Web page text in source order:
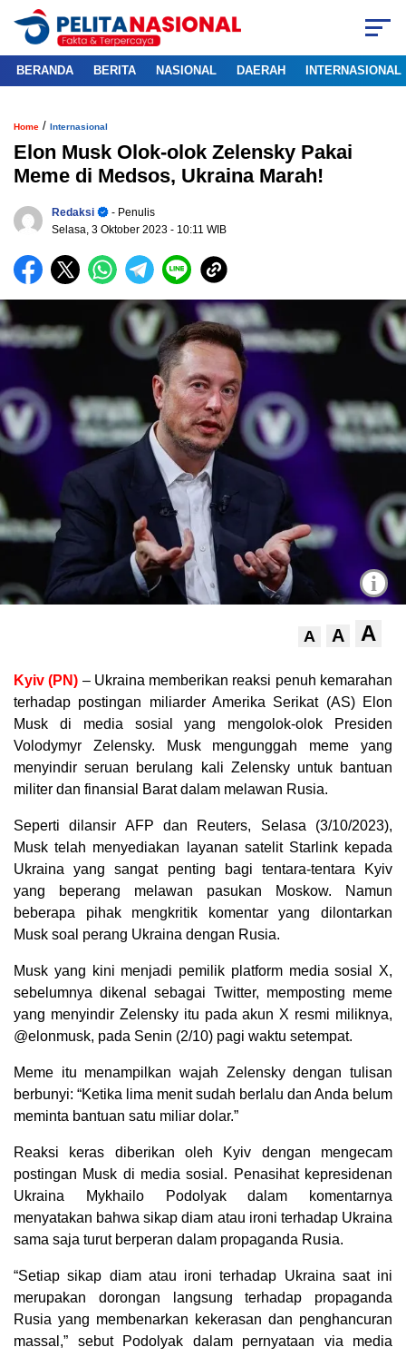
BERANDA BERITA NASIONAL DAERAH INTERNASIONAL
Home / Internasional
Elon Musk Olok-olok Zelensky Pakai
Meme di Medsos, Ukraina Marah!
Redaksi
- Penulis
Selasa, 3 Oktober 2023 - 10:11 WIB
i
A A A
Kyiv (PN) – Ukraina memberikan reaksi penuh kemarahan
terhadap postingan miliarder Amerika Serikat (AS) Elon
Musk di media sosial yang mengolok-olok Presiden
Volodymyr Zelensky. Musk mengunggah meme yang
menyindir seruan berulang kali Zelensky untuk bantuan
militer dan finansial Barat dalam melawan Rusia.
Seperti dilansir AFP dan Reuters, Selasa (3/10/2023),
Musk telah menyediakan layanan satelit Starlink kepada
Ukraina yang sangat penting bagi tentara-tentara Kyiv
yang beperang melawan pasukan Moskow. Namun
beberapa pihak mengkritik komentar yang dilontarkan
Musk soal perang Ukraina dengan Rusia.
Musk yang kini menjadi pemilik platform media sosial X,
sebelumnya dikenal sebagai Twitter, memposting meme
yang menyindir Zelensky itu pada akun X resmi miliknya,
@elonmusk, pada Senin (2/10) pagi waktu setempat.
Meme itu menampilkan wajah Zelensky dengan tulisan
berbunyi: “Ketika lima menit sudah berlalu dan Anda belum
meminta bantuan satu miliar dolar.”
Reaksi keras diberikan oleh Kyiv dengan mengecam
postingan Musk di media sosial. Penasihat kepresidenan
Ukraina Mykhailo Podolyak dalam komentarnya
menyatakan bahwa sikap diam atau ironi terhadap Ukraina
sama saja turut berperan dalam propaganda Rusia.
“Setiap sikap diam atau ironi terhadap Ukraina saat ini
merupakan dorongan langsung terhadap propaganda
Rusia yang membenarkan kekerasan dan penghancuran
massal,” sebut Podolyak dalam pernyataan via media